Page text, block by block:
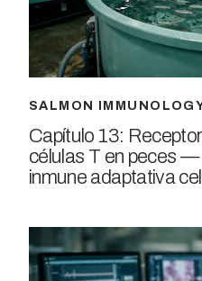
SALMON
Capítulo 13:
células T en peces
inmune adaptativa